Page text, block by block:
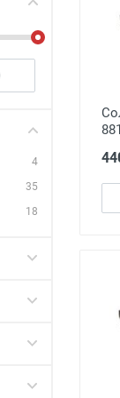
4
35
18